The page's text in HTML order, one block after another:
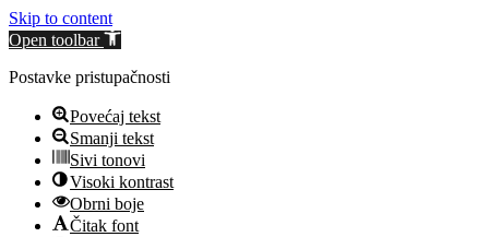
Skip to content
Open toolbar
Postavke pristupačnosti
Povećaj tekst
Smanji tekst
Sivi tonovi
Visoki kontrast
Obrni boje
Čitak font